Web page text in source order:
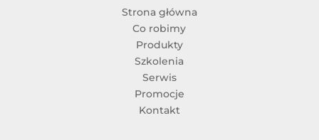
Strona główna
Co robimy
Produkty
Szkolenia
Serwis
Promocje
Kontakt